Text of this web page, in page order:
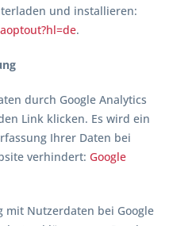
und installieren:
.
durch Google Analytics
Link klicken. Es wird ein
Ihrer Daten bei
verhindert: Google
mit Nutzerdaten bei Google